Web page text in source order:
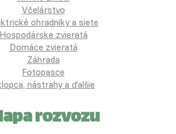
Včelárstvo
ohradníky a siete
Hospodárske zvieratá
Domáce zvieratá
Záhrada
Fotopasce
nástrahy a ďalšie
rozvozu